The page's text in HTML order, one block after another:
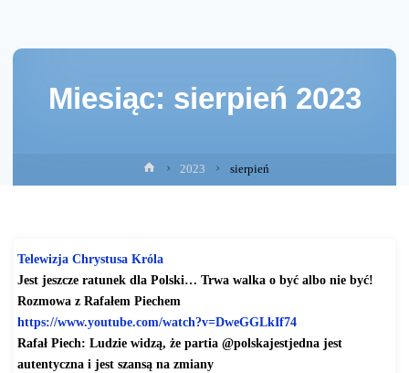
Miesiąc: sierpień 2023
Strona
główna
2023 sierpień
Telewizja Chrystusa Króla
Jest jeszcze ratunek dla Polski… Trwa walka o być albo nie być!
Rozmowa z Rafałem Piechem
https://www.youtube.com/watch?v=DweGGLkIf74
Rafał Piech: Ludzie widzą, że partia @polskajestjedna jest
autentyczna i jest szansą na zmiany